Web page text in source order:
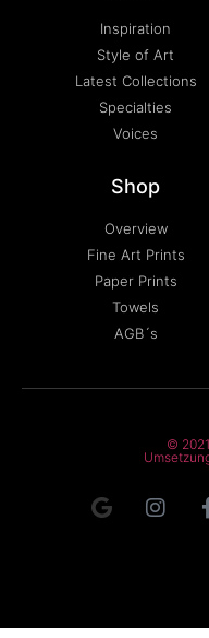
Inspiration
Style of Art
Latest Collections
Specialties
Voices
Shop
Overview
Fine Art Prints
Paper Prints
Towels
AGB´s
©